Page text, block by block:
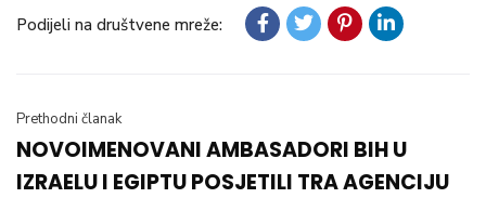
Podijeli na društvene mreže:
Prethodni članak
NOVOIMENOVANI AMBASADORI BIH U
IZRAELU I EGIPTU POSJETILI TRA AGENCIJU